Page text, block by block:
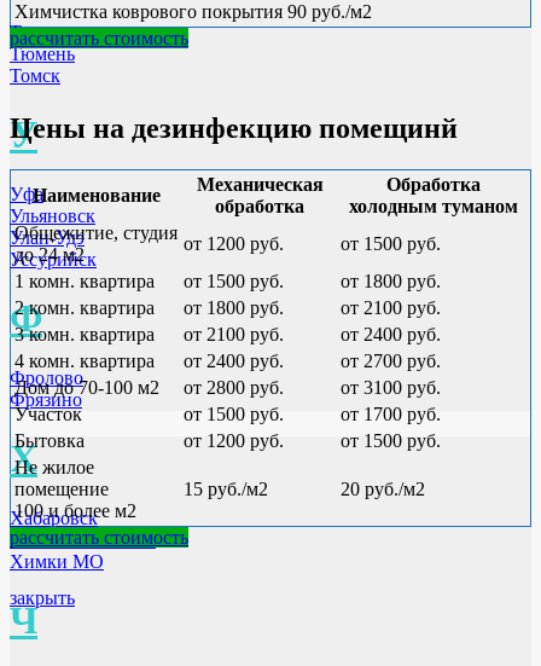
Тверь
Тюмень
Томск
У
Уфа
Ульяновск
Улан-Удэ
Уссурийск
Ф
Фролово
Фрязино
Х
Хабаровск
Ханты-Мансийск
Химки МО
Ч
Химчистка коврового покрытия 90 руб./м2
рассчитать стоимость
Цены на дезинфекцию помещинй
Наименование
Механическая
обработка
Обработка
холодным туманом
Общежитие, студия
до 24 м2
от 1200 руб.
от 1500 руб.
1 комн. квартира
от 1500 руб.
от 1800 руб.
2 комн. квартира
от 1800 руб.
от 2100 руб.
3 комн. квартира
от 2100 руб.
от 2400 руб.
4 комн. квартира
от 2400 руб.
от 2700 руб.
Дом до 70-100 м2
от 2800 руб.
от 3100 руб.
Участок
от 1500 руб.
от 1700 руб.
Бытовка
от 1200 руб.
от 1500 руб.
Не жилое
помещение
100 и более м2
15 руб./м2 20 руб./м2
рассчитать стоимость
закрыть